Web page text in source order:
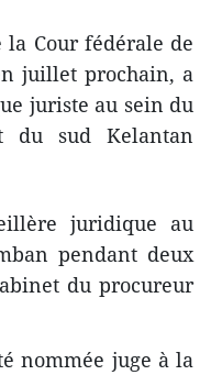
Cour fédérale de
juillet prochain, a
juriste au sein du
du sud Kelantan
juridique au
pendant deux
du procureur
nommée juge à la